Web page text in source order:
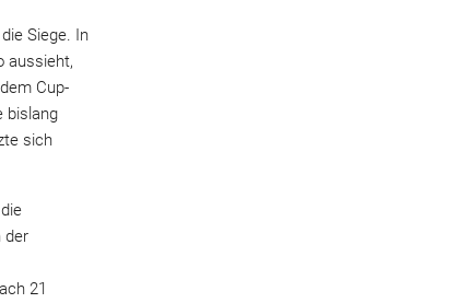
Siege. In
aussieht,
Cup-
bislang
sich
der
21